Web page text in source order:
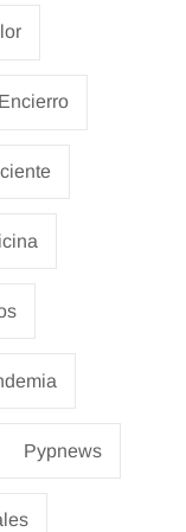
Encierro
Pypnews